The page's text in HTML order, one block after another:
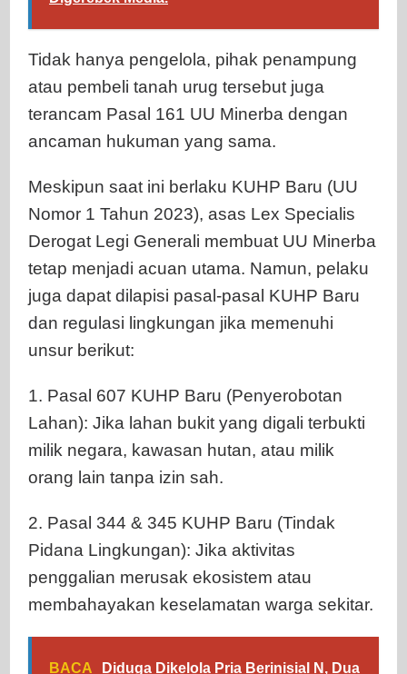
Tidak hanya pengelola, pihak penampung
atau pembeli tanah urug tersebut juga
terancam Pasal 161 UU Minerba dengan
ancaman hukuman yang sama.
Meskipun saat ini berlaku KUHP Baru (UU
Nomor 1 Tahun 2023), asas Lex Specialis
Derogat Legi Generali membuat UU Minerba
tetap menjadi acuan utama. Namun, pelaku
juga dapat dilapisi pasal-pasal KUHP Baru
dan regulasi lingkungan jika memenuhi
unsur berikut:
1. Pasal 607 KUHP Baru (Penyerobotan
Lahan): Jika lahan bukit yang digali terbukti
milik negara, kawasan hutan, atau milik
orang lain tanpa izin sah.
2. Pasal 344 & 345 KUHP Baru (Tindak
Pidana Lingkungan): Jika aktivitas
penggalian merusak ekosistem atau
membahayakan keselamatan warga sekitar.
BACA
Diduga Dikelola Pria Berinisial N, Dua